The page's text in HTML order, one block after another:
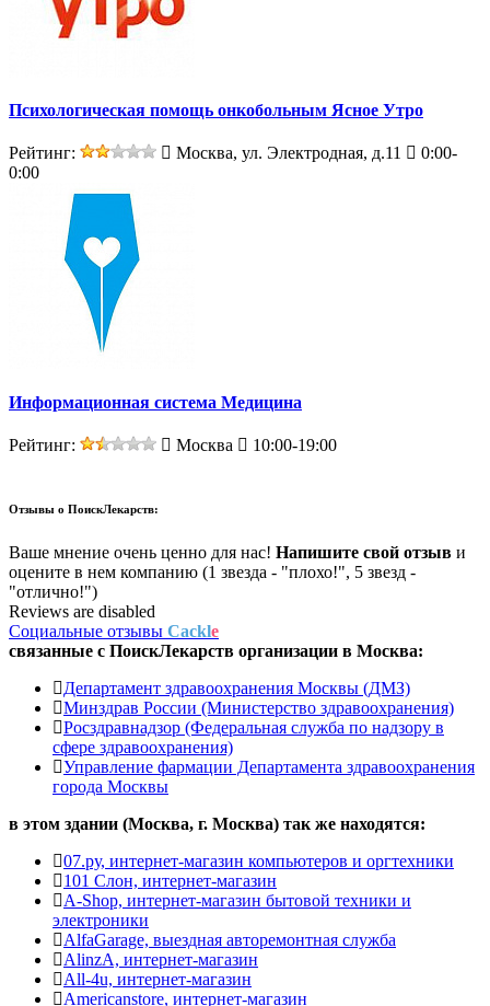
Психологическая помощь онкобольным Ясное Утро
Рейтинг: Москва, ул. Электродная, д.11
0:00-
0:00
Информационная система Медицина
Рейтинг: Москва 10:00-19:00
Отзывы о ПоискЛекарств:
Ваше мнение очень ценно для нас! Напишите свой отзыв и
оцените в нем компанию (1 звезда - "плохо!", 5 звезд -
"отлично!")
Reviews are disabled
Социальные отзывы Cackle
связанные с ПоискЛекарств организации в Москва:
Департамент здравоохранения Москвы (ДМЗ)
Минздрав России (Министерство здравоохранения)
Росздравнадзор (Федеральная служба по надзору в
сфере здравоохранения)
Управление фармации Департамента здравоохранения
города Москвы
в этом здании (Москва, г. Москва) так же находятся:
07.ру, интернет-магазин компьютеров и оргтехники
101 Слон, интернет-магазин
A-Shop, интернет-магазин бытовой техники и
электроники
AlfaGarage, выездная авторемонтная служба
AlinzA, интернет-магазин
All-4u, интернет-магазин
Americanstore, интернет-магазин